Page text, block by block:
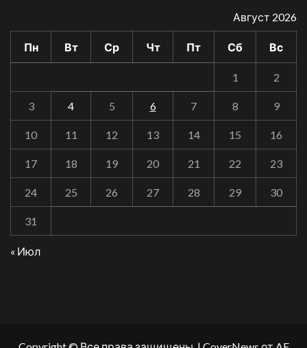
Август 2026
Пн Вт Ср Чт Пт Сб Вс
1 2
3 4 5 6 7 8 9
10 11 12 13 14 15 16
17 18 19 20 21 22 23
24 25 26 27 28 29 30
31
« Июл